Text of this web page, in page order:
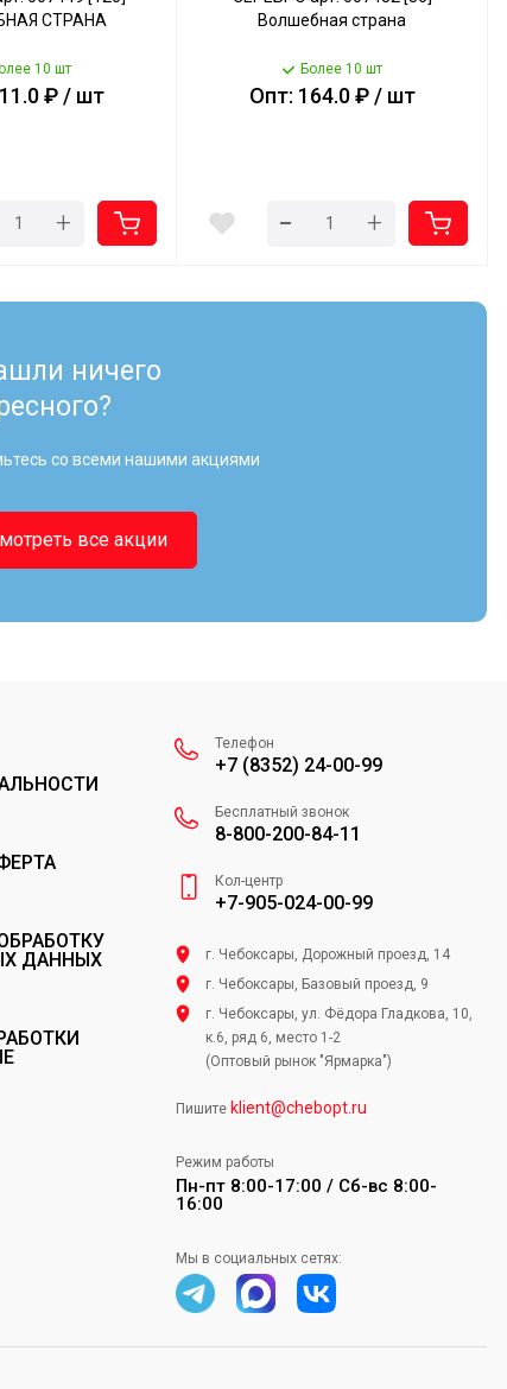
СТРАНА
10 шт
₽ / шт
+
Волшебная страна
Более 10 шт
Опт: 164.0 ₽ / шт
- +
ничего
со всеми нашими акциями
все акции
ДАННЫХ
Телефон
+7 (8352) 24-00-99
Бесплатный звонок
8-800-200-84-11
Кол-центр
+7-905-024-00-99
г. Чебоксары, Дорожный проезд, 14
г. Чебоксары, Базовый проезд, 9
г. Чебоксары, ул. Фёдора Гладкова, 10,
к.6, ряд 6, место 1-2
(Оптовый рынок "Ярмарка")
Пишите klient@chebopt.ru
Режим работы
Пн-пт 8:00-17:00 / Сб-вс 8:00-
16:00
Мы в социальных сетях: